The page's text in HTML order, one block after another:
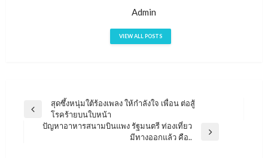
Admin
VIEW ALL POSTS
แนะแนว
เรื่อง
Previous
สุดซึ้งหนุ่มใต้ร้องเพลง ให้กำลังใจ เพื่อน ต่อสู้
โรคร้ายบนใบหน้า
ปัญหาอาหารสนามบินแพง รัฐมนตรี ท่องเที่ยว
มีทางออกแล้ว คือ..